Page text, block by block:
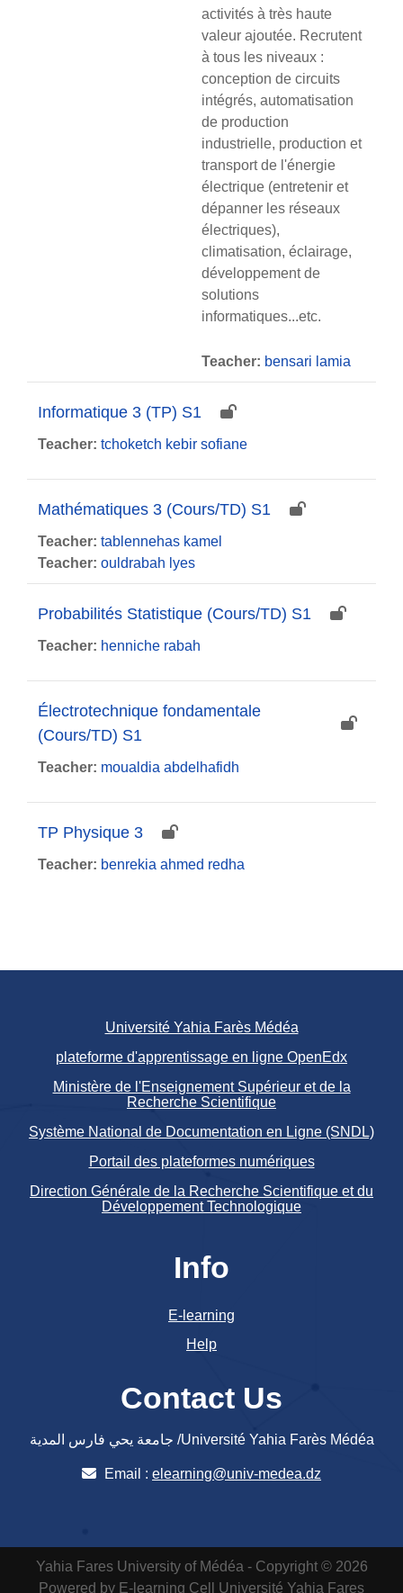
activités à très haute
valeur ajoutée. Recrutent
à tous les niveaux :
conception de circuits
intégrés, automatisation
de production
industrielle, production et
transport de l'énergie
électrique (entretenir et
dépanner les réseaux
électriques),
climatisation, éclairage,
développement de
solutions
informatiques...etc.
Teacher: bensari lamia
Informatique 3 (TP) S1
Teacher: tchoketch kebir sofiane
Mathématiques 3 (Cours/TD) S1
Teacher: tablennehas kamel
Teacher: ouldrabah lyes
Probabilités Statistique (Cours/TD) S1
Teacher: henniche rabah
Électrotechnique fondamentale
(Cours/TD) S1
Teacher: moualdia abdelhafidh
TP Physique 3
Teacher: benrekia ahmed redha
Université Yahia Farès Médéa
plateforme d'apprentissage en ligne OpenEdx
Ministère de l'Enseignement Supérieur et de la
Recherche Scientifique
Système National de Documentation en Ligne (SNDL)
Portail des plateformes numériques
Direction Générale de la Recherche Scientifique et du
Développement Technologique
Info
E-learning
Help
Contact Us
جامعة يحي فارس المدية /Université Yahia Farès Médéa
Email : elearning@univ-medea.dz
Yahia Fares University of Médéa - Copyright © 2026
Powered by E-learning Cell
Université Yahia Fares